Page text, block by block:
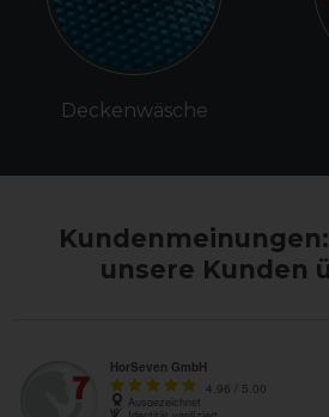
Deckenwäsche
unsere Kunden